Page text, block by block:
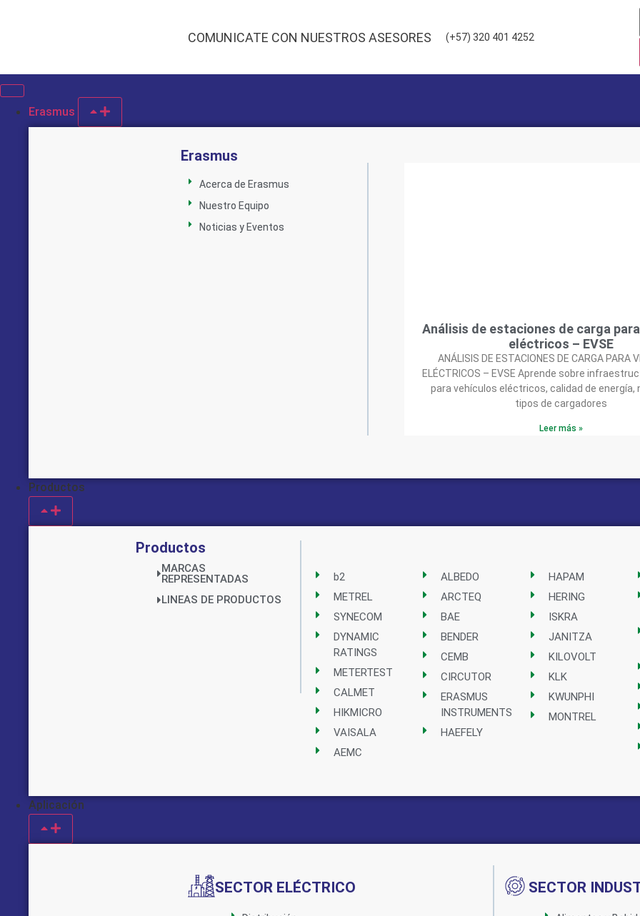
COMUNICATE CON NUESTROS ASESORES (+57) 320 401 4252
Erasmus
Erasmus
Acerca de Erasmus
Nuestro Equipo
Noticias y Eventos
Análisis de estaciones de carga
eléctricos – EVSE
ANÁLISIS DE ESTACIONES DE CARGA PARA
ELÉCTRICOS – EVSE Aprende sobre
para vehículos eléctricos, calidad de energía,
tipos de cargadores
Leer más »
Productos
Productos
MARCAS
REPRESENTADAS
LINEAS DE PRODUCTOS
b2
METREL
SYNECOM
DYNAMIC
RATINGS
METERTEST
CALMET
HIKMICRO
VAISALA
AEMC
ALBEDO
ARCTEQ
BAE
BENDER
CEMB
CIRCUTOR
ERASMUS
INSTRUMENTS
HAEFELY
HAPAM
HERING
ISKRA
JANITZA
KILOVOLT
KLK
KWUNPHI
MONTREL
Aplicación
SECTOR ELÉCTRICO SECTOR